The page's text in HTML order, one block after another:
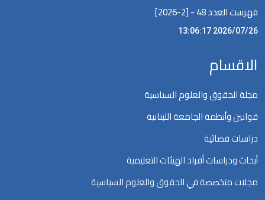
فهرست العدد 48 - [2-2026]
2026/07/26 13:06:17
الاقسام
مجلة الحقوق والعلوم السياسية
قوانين وأنظمة الجامعة اللبنانية
دراسات قضائية
أبحاث ودراسات أفراد الهيئات التعليمية
مجلات متخصصة في الحقوق والعلوم السياسية